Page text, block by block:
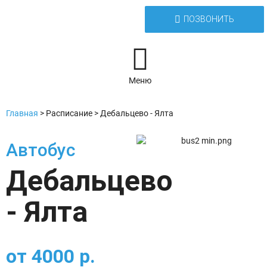
ПОЗВОНИТЬ
Меню
Главная > Расписание > Дебальцево - Ялта
Автобус
Дебальцево
- Ялта
от 4000 р.